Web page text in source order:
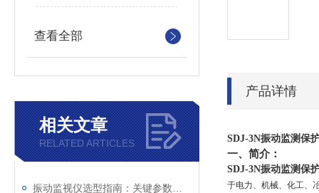
查看全部
相关文章
RELATED ARTICLES
产品详情
SDJ-3N振动监测保
一、简介：
SDJ-3N振动监测保
于电力、机械、化工、